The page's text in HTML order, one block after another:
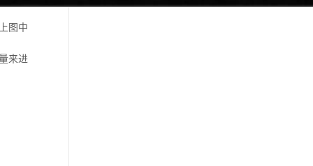
图中
来进